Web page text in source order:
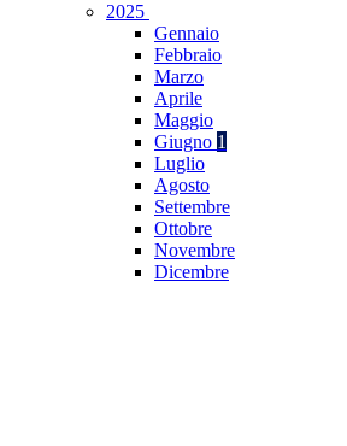
2025
Gennaio
Febbraio
Marzo
Aprile
Maggio
Giugno 1
Luglio
Agosto
Settembre
Ottobre
Novembre
Dicembre